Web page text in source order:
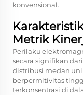
konvensional.
Metrik
Perilaku
secara signifikan
distribusi medan
berpermitivitas
terkonsentrasi di